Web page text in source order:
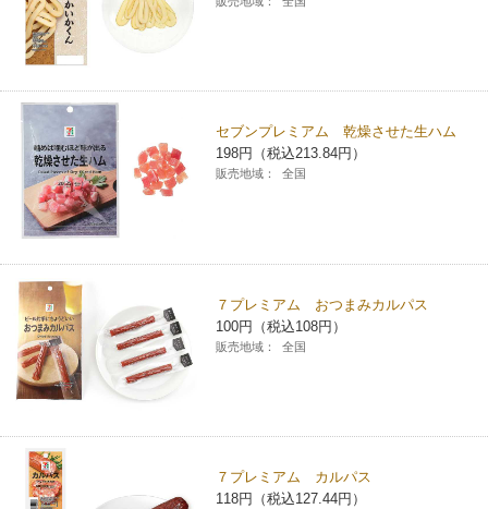
セブンプレミアム 乾燥させた生ハム
198円（税込213.84円）
販売地域： 全国
７プレミアム おつまみカルパス
100円（税込108円）
販売地域： 全国
７プレミアム カルパス
118円（税込127.44円）